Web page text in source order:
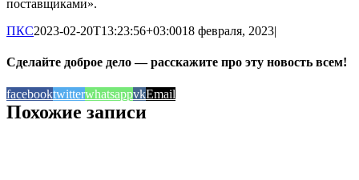
поставщиками».
ПКС2023-02-20T13:23:56+03:0018 февраля, 2023|
Сделайте доброе дело — расскажите про эту новость всем!
facebooktwitterwhatsappvkEmail
Похожие записи